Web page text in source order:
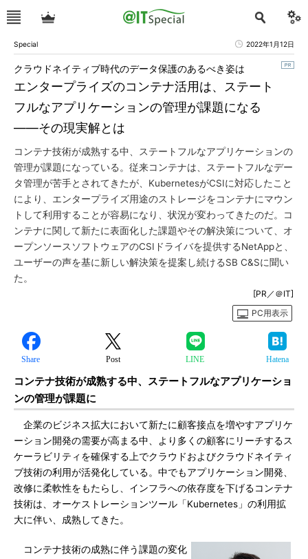
Special 2022年1月12日
エンタープライズのコンテナ活用は、ステート
フルなアプリケーションの管理が課題になる
――その現実解とは
クラウドネイティブ時代のデータ保護のあるべき姿は
コンテナ技術が成熟する中、ステートフルなアプリケーションの
管理が課題になっている。従来コンテナは、ステートフルなデー
タ管理が苦手とされてきたが、KubernetesがCSIに対応したこと
により、エンタープライズ用途のストレージをコンテナにマウン
トして利用することが容易になり、状況が変わってきたのだ。コ
ンテナに関して新たに表面化した課題やその解決策について、オ
ープンソースソフトウェアのCSIドライバを提供するNetAppと、
ユーザーの声を基に新しい解決策を提案し続けるSB C&Sに聞い
た。
[PR／＠IT]
PC用表示
Share Post LINE Hatena
コンテナ技術が成熟する中、ステートフルなアプリケーショ
ンの管理が課題に
企業のビジネス拡大において新たに顧客接点を増やすアプリケ
ーション開発の需要が高まる中、より多くの顧客にリーチするス
ケーラビリティを確保する上でクラウドおよびクラウドネイティ
ブ技術の利用が活発化している。中でもアプリケーション開発、
改修に柔軟性をもたらし、インフラへの依存度を下げるコンテナ
技術は、オーケストレーションツール「Kubernetes」の利用拡
大に伴い、成熟してきた。
コンテナ技術の成熟に伴う課題の変化